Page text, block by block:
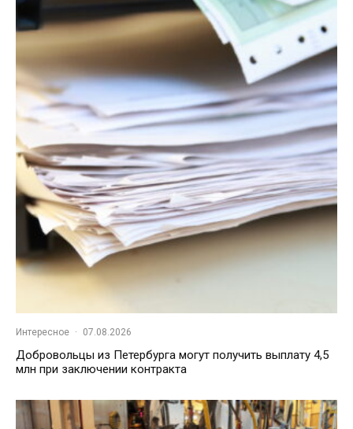
Интересное · 07.08.2026
Добровольцы из Петербурга могут получить выплату 4,5
млн при заключении контракта